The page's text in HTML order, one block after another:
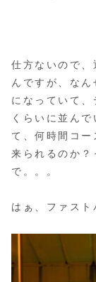
仕方ないので、
んですが、な
になっていて
くらいに並ん
て、何時間コ
来られるのか？
で。。。
はぁ、ファスト